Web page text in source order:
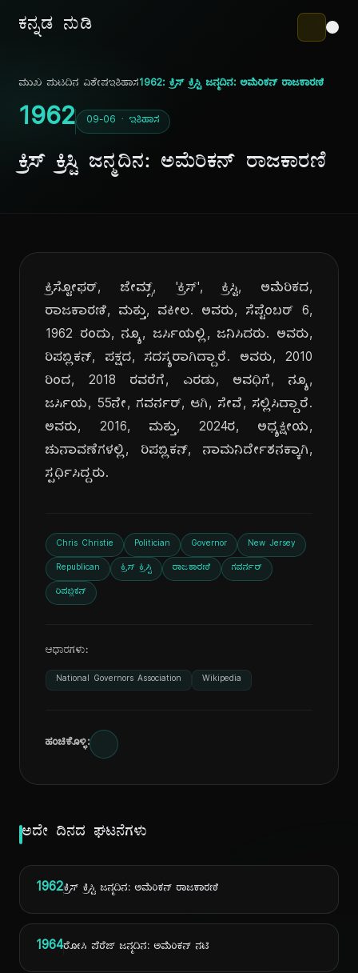
ಕನ್ನಡ ನುಡಿ
ಮುಖ ಪುಟದಿನ ವಿಶೇಷಇತಿಹಾಸ1962: ಕ್ರಿಸ್ ಕ್ರಿಸ್ಟಿ ಜನ್ಮದಿನ: ಅಮೆರಿಕನ್ ರಾಜಕಾರಣಿ
1962 09-06 · ಇತಿಹಾಸ
ಕ್ರಿಸ್ ಕ್ರಿಸ್ಟಿ ಜನ್ಮದಿನ: ಅಮೆರಿಕನ್ ರಾಜಕಾರಣಿ
ಕ್ರಿಸ್ಟೋಫರ್, ಜೇಮ್ಸ್, 'ಕ್ರಿಸ್', ಕ್ರಿಸ್ಟಿ, ಅಮೆರಿಕದ,
ರಾಜಕಾರಣಿ, ಮತ್ತು, ವಕೀಲ. ಅವರು, ಸೆಪ್ಟೆಂಬರ್ 6,
1962 ರಂದು, ನ್ಯೂ, ಜರ್ಸಿಯಲ್ಲಿ, ಜನಿಸಿದರು. ಅವರು,
ರಿಪಬ್ಲಿಕನ್, ಪಕ್ಷದ, ಸದಸ್ಯರಾಗಿದ್ದಾರೆ. ಅವರು, 2010
ರಿಂದ, 2018 ರವರೆಗೆ, ಎರಡು, ಅವಧಿಗೆ, ನ್ಯೂ,
ಜರ್ಸಿಯ, 55ನೇ, ಗವರ್ನರ್, ಆಗಿ, ಸೇವೆ, ಸಲ್ಲಿಸಿದ್ದಾರೆ.
ಅವರು, 2016, ಮತ್ತು, 2024ರ, ಅಧ್ಯಕ್ಷೀಯ,
ಚುನಾವಣೆಗಳಲ್ಲಿ, ರಿಪಬ್ಲಿಕನ್, ನಾಮನಿರ್ದೇಶನಕ್ಕಾಗಿ,
ಸ್ಪರ್ಧಿಸಿದ್ದರು.
Chris Christie Politician Governor New Jersey
Republican ಕ್ರಿಸ್ ಕ್ರಿಸ್ಟಿ ರಾಜಕಾರಣಿ ಗವರ್ನರ್
ರಿಪಬ್ಲಿಕನ್
ಆಧಾರಗಳು:
National Governors Association Wikipedia
ಹಂಚಿಕೊಳ್ಳಿ:
ಅದೇ ದಿನದ ಘಟನೆಗಳು
1962ಕ್ರಿಸ್ ಕ್ರಿಸ್ಟಿ ಜನ್ಮದಿನ: ಅಮೆರಿಕನ್ ರಾಜಕಾರಣಿ
1964ರೋಸಿ ಪೆರೆಜ್ ಜನ್ಮದಿನ: ಅಮೆರಿಕನ್ ನಟಿ